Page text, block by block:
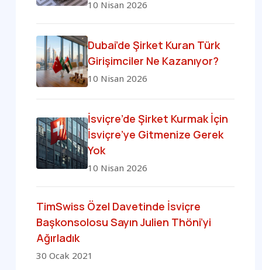
10 Nisan 2026
Dubai’de Şirket Kuran Türk
Girişimciler Ne Kazanıyor?
10 Nisan 2026
İsviçre’de Şirket Kurmak İçin
İsviçre’ye Gitmenize Gerek
Yok
10 Nisan 2026
TimSwiss Özel Davetinde İsviçre
Başkonsolosu Sayın Julien Thöni’yi
Ağırladık
30 Ocak 2021